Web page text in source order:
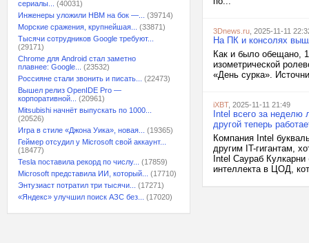
сериалы...
(40031)
Инженеры уложили HBM на бок —...
(39714)
Морские сражения, крупнейшая...
(33871)
Тысячи сотрудников Google требуют...
(29171)
Chrome для Android стал заметно
плавнее: Google...
(23532)
Россияне стали звонить и писать...
(22473)
Вышел релиз OpenIDE Pro —
корпоративной...
(20961)
Mitsubishi начнёт выпускать по 1000...
(20526)
Игра в стиле «Джона Уика», новая...
(19365)
Геймер отсудил у Microsoft свой аккаунт...
(18477)
Tesla поставила рекорд по числу...
(17859)
Microsoft представила ИИ, который...
(17710)
Энтузиаст потратил три тысячи...
(17271)
«Яндекс» улучшил поиск АЗС без...
(17020)
3Dnews.ru , 2025-11-11
На ПК и консолях
Как и было обещано,
изометрической
«День сурка».
iXBT, 2025-11-11 21:49
Intel всего за
другой теперь
Компания Intel
другим IT-гигантам,
Intel Саураб
интеллекта в ЦОД,